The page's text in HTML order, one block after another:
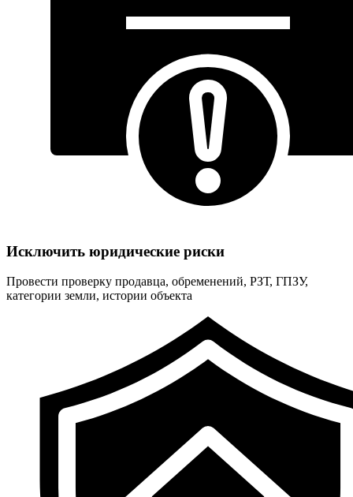
Исключить юридические риски
Провести проверку продавца, обременений, РЗТ, ГПЗУ,
категории земли, истории объекта